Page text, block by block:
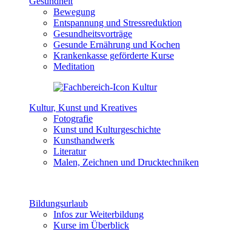
Bewegung
Entspannung und Stressreduktion
Gesundheitsvorträge
Gesunde Ernährung und Kochen
Krankenkasse geförderte Kurse
Meditation
Kultur, Kunst und Kreatives
Fotografie
Kunst und Kulturgeschichte
Kunsthandwerk
Literatur
Malen, Zeichnen und Drucktechniken
Bildungsurlaub
Infos zur Weiterbildung
Kurse im Überblick